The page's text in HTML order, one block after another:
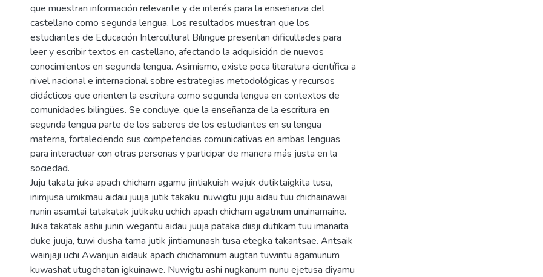
que muestran información relevante y de interés para la enseñanza del
castellano como segunda lengua. Los resultados muestran que los
estudiantes de Educación Intercultural Bilingüe presentan dificultades para
leer y escribir textos en castellano, afectando la adquisición de nuevos
conocimientos en segunda lengua. Asimismo, existe poca literatura científica a
nivel nacional e internacional sobre estrategias metodológicas y recursos
didácticos que orienten la escritura como segunda lengua en contextos de
comunidades bilingües. Se concluye, que la enseñanza de la escritura en
segunda lengua parte de los saberes de los estudiantes en su lengua
materna, fortaleciendo sus competencias comunicativas en ambas lenguas
para interactuar con otras personas y participar de manera más justa en la
sociedad.
Juju takata juka apach chicham agamu jintiakuish wajuk dutiktaigkita tusa,
inimjusa umikmau aidau juuja jutik takaku, nuwigtu juju aidau tuu chichainawai
nunin asamtai tatakatak jutikaku uchich apach chicham agatnum unuinamaine.
Juka takatak ashii junin wegantu aidau juuja pataka diisji dutikam tuu imanaita
duke juuja, tuwi dusha tama jutik jintiamunash tusa etegka takantsae. Antsaik
wainjaji uchi Awanjun aidauk apach chichamnum augtan tuwintu agamunum
kuwashat utugchatan igkuinawe. Nuwigtu ashi nugkanum nunu ejetusa diyamu